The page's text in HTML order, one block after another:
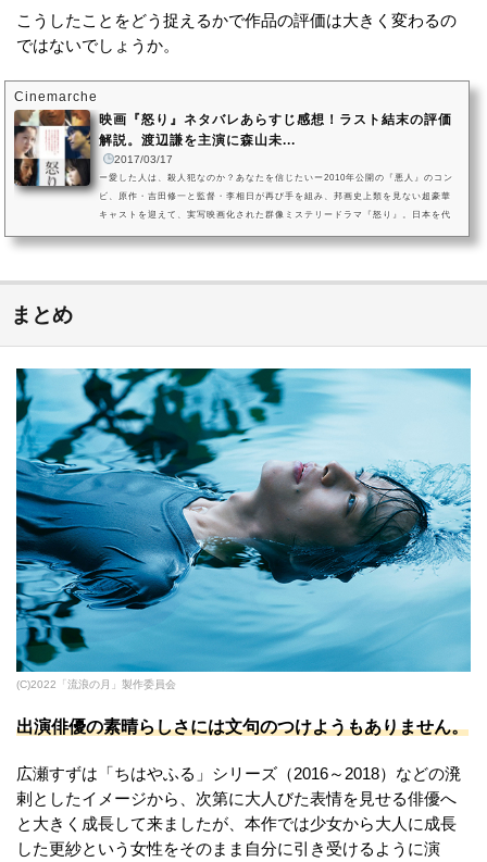
こうしたことをどう捉えるかで作品の評価は大きく変わるの
ではないでしょうか。
Cinemarche
映画『怒り』ネタバレあらすじ感想！ラスト結末の評価
解説。渡辺謙を主演に森山未...
2017/03/17
ー愛した人は、殺人犯なのか？あなたを信じたいー2010年公開の『悪人』のコン
ビ、原作・吉田修一と監督・李相日が再び手を組み、邦画史上類を見ない超豪華
キャストを迎えて、実写映画化された群像ミステリードラマ『怒り』。日本を代
まとめ
(C)2022「流浪の月」製作委員会
出演俳優の素晴らしさには文句のつけようもありません。
広瀬すずは「ちはやふる」シリーズ（2016～2018）などの溌
剌としたイメージから、次第に大人びた表情を見せる俳優へ
と大きく成長して来ましたが、本作では少女から大人に成長
した更紗という女性をそのまま自分に引き受けるように演